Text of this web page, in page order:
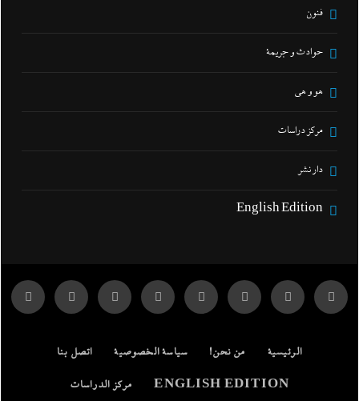
فنون
حوادث و جريمة
هو و هي
مركز دراسات
دار نشر
English Edition
الرئيسية من نحن! سياسة الخصوصية اتصل بنا
ENGLISH EDITION مركز الدراسات